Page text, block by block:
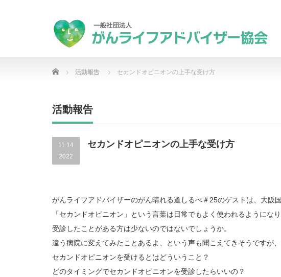
Home 活動報告 セカンドオピニオンの上手な受け方
活動報告
11.14
2022
セカンドオピニオンの上手な受け方
がんライフアドバイザーのがん晴れる道しるべ＃25のゲストは、大阪
「セカンドオピニオン」という言葉は日常でもよく使われるように
受診したことがある方は少ないのではないでしょうか。
違う病院に変えてみたことあるよ、という声も聞こえてきそうですが
セカンドオピニオンを受けるとはどういうこと？
どのタイミングでセカンドオピニオンを受診したらいいの？